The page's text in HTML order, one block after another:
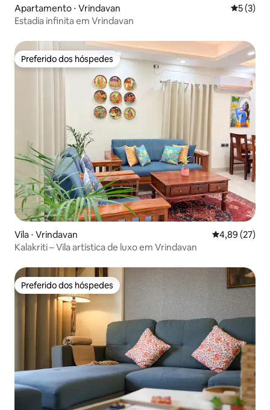
Apartamento ⋅ Vrindavan 5 de
5 (3)
Estadia infinita em Vrindavan
Preferido dos hóspedes
Preferido dos hóspedes
Vila ⋅ Vrindavan 4,89 de uma
4,89 (27)
Kalakriti – Vila artística de luxo em Vrindavan
Preferido dos hóspedes
Preferido dos hóspedes